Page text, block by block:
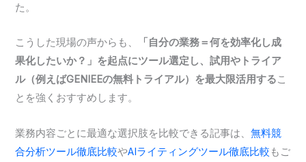
た。
こうした現場の声からも、
「自分の業務＝何を効率化し成
果化したいか？」を起点にツール選定し、試用やトライア
ル（例えばGENIEEの無料トライアル）を最大限活用するこ
とを強くおすすめします。
業務内容ごとに最適な選択肢を比較できる記事は、無料競
合分析ツール徹底比較やAIライティングツール徹底比較 もご